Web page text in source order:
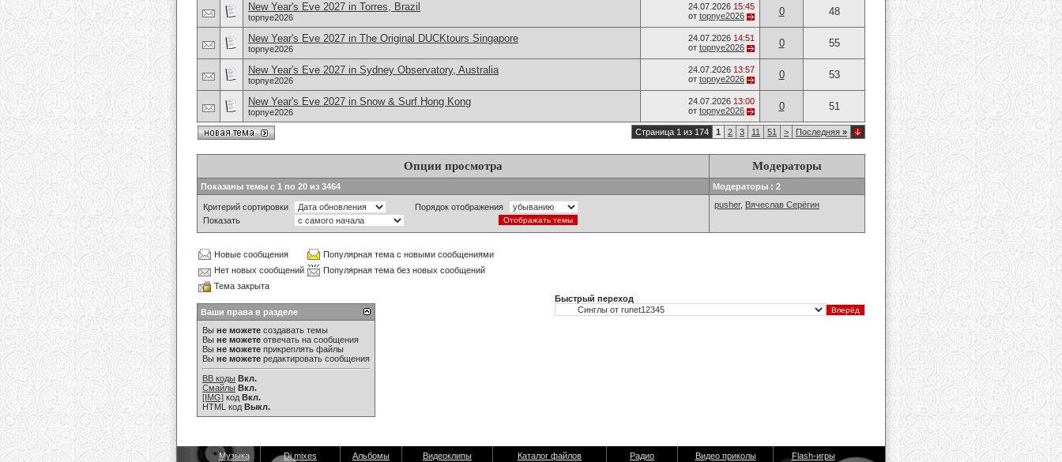
New Year's Eve 2027 in Torres, Brazil
topnye2026
24.07.2026 15:45
от topnye2026 0 48
New Year's Eve 2027 in The Original DUCKtours Singapore
topnye2026
24.07.2026 14:51
от topnye2026 0 55
New Year's Eve 2027 in Sydney Observatory, Australia
topnye2026
24.07.2026 13:57
от topnye2026 0 53
New Year's Eve 2027 in Snow & Surf Hong Kong
topnye2026
24.07.2026 13:00
от topnye2026 0 51
Страница 1 из 174 1 2 3 11 51 > Последняя »
Опции просмотра Модераторы
Показаны темы с 1 по 20 из 3464 Модераторы : 2
Критерий сортировки
Порядок отображения
Показать
pusher, Вячеслав Серёгин
Новые сообщения
Популярная тема с новыми сообщениями
Нет новых сообщений
Популярная тема без новых сообщений
Тема закрыта
Ваши права в разделе
Вы не можете создавать темы
Вы не можете отвечать на сообщения
Вы не можете прикреплять файлы
Вы не можете редактировать сообщения
BB коды Вкл.
Смайлы Вкл.
[IMG] код Вкл.
HTML код Выкл.
Быстрый переход
Музыка Dj mixes Альбомы Видеоклипы Каталог файлов Радио Видео приколы Flash-игры